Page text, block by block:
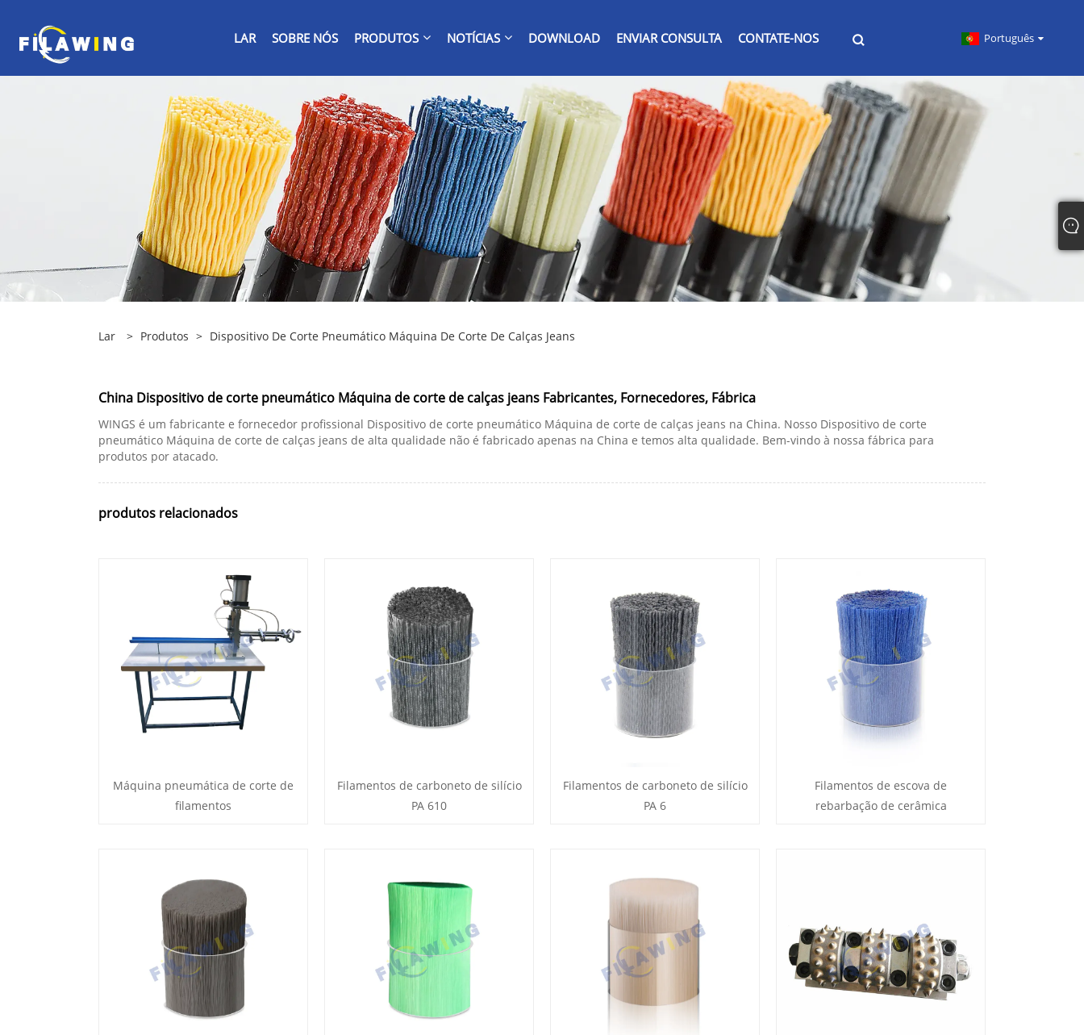
LAR SOBRE NÓS PRODUTOS NOTÍCIAS DOWNLOAD ENVIAR CONSULTA CONTATE-NOS Português
Lar > Produtos > Dispositivo De Corte Pneumático Máquina De Corte De Calças Jeans
China Dispositivo de corte pneumático Máquina de corte de calças jeans Fabricantes, Fornecedores, Fábrica
WINGS é um fabricante e fornecedor profissional Dispositivo de corte pneumático Máquina de corte de calças jeans na China. Nosso Dispositivo de corte
pneumático Máquina de corte de calças jeans de alta qualidade não é fabricado apenas na China e temos alta qualidade. Bem-vindo à nossa fábrica para
produtos por atacado.
produtos relacionados
Máquina pneumática de corte de
filamentos
Filamentos de carboneto de silício
PA 610
Filamentos de carboneto de silício
PA 6
Filamentos de escova de
rebarbação de cerâmica